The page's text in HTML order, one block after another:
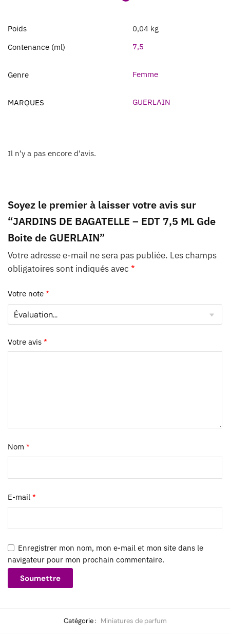
Poids
0,04 kg
Contenance (ml)
7,5
Genre Femme
MARQUES GUERLAIN
Il n’y a pas encore d’avis.
Soyez le premier à laisser votre avis sur
“JARDINS DE BAGATELLE – EDT 7,5 ML Gde
Boite de GUERLAIN”
Votre adresse e-mail ne sera pas publiée. Les champs
obligatoires sont indiqués avec *
Votre note *
Votre avis *
Nom *
E-mail *
Enregistrer mon nom, mon e-mail et mon site dans le
navigateur pour mon prochain commentaire.
Catégorie : Miniatures de parfum